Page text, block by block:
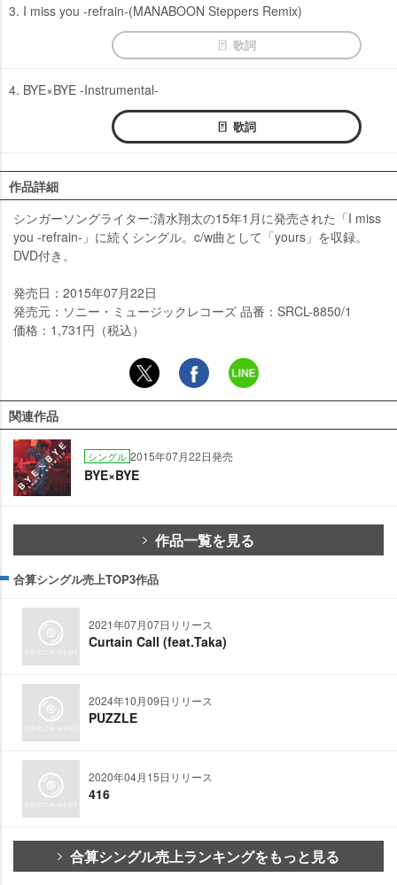
3. I miss you -refrain-(MANABOON Steppers Remix)
歌詞
4. BYE×BYE -Instrumental-
歌詞
作品詳細
シンガーソングライター:清水翔太の15年1月に発売された「I miss
you -refrain-」に続くシングル。c/w曲として「yours」を収録。
DVD付き。
発売日：2015年07月22日
発売元：ソニー・ミュージックレコーズ 品番：SRCL-8850/1
価格：1,731円（税込）
関連作品
シングル 2015年07月22日発売
BYE×BYE
作品一覧を見る
合算シングル売上TOP3作品
2021年07月07日リリース
Curtain Call (feat.Taka)
2024年10月09日リリース
PUZZLE
2020年04月15日リリース
416
合算シングル売上ランキングをもっと見る